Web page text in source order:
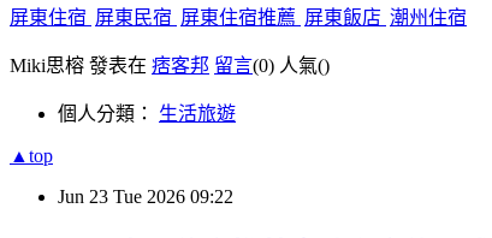
屏東住宿 屏東民宿 屏東住宿推薦 屏東飯店 潮州住宿
Miki思榕 發表在 痞客邦 留言(0) 人氣()
個人分類： 生活旅遊
▲top
Jun 23 Tue 2026 09:22